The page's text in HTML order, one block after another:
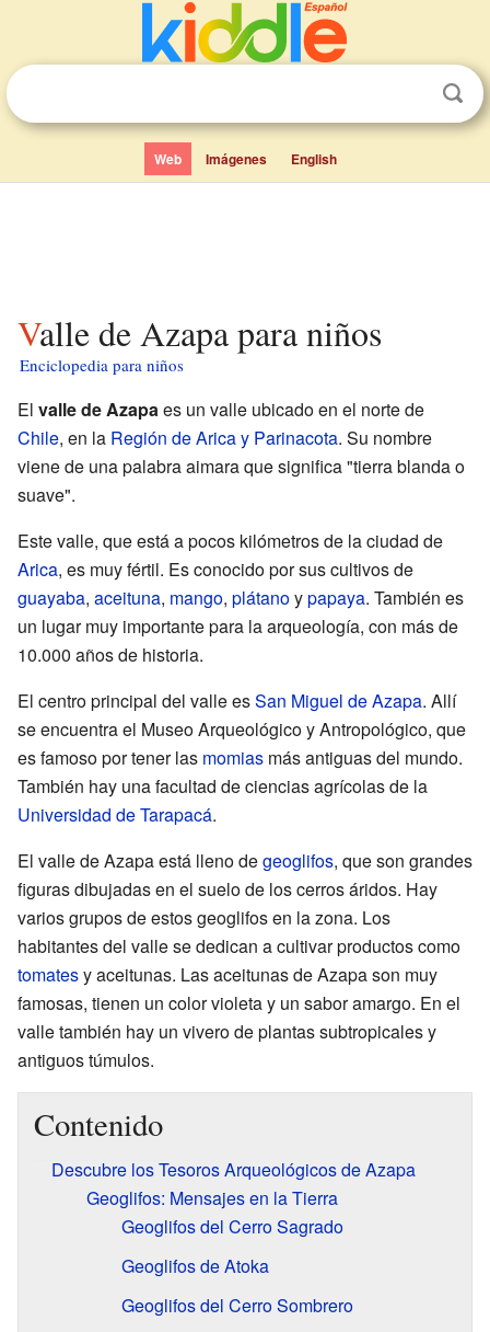
Web Imágenes English
Valle de Azapa para niños
Enciclopedia para niños
El valle de Azapaes un valle ubicado en el norte de
Chile, en la Región de Arica y Parinacota. Su nombre
viene de una palabra aimara que significa "tierra blanda o
suave".
Este valle, que está a pocos kilómetros de la ciudad de
Arica, es muy fértil. Es conocido por sus cultivos de
guayaba, aceituna, mango, plátanoypapaya. También es
un lugar muy importante para la arqueología, con más de
10.000 años de historia.
El centro principal del valle esSan Miguel de Azapa. Allí
se encuentra el Museo Arqueológico y Antropológico, que
es famoso por tener las momias más antiguas del mundo.
También hay una facultad de ciencias agrícolas de la
Universidad de Tarapacá.
El valle de Azapa está lleno degeoglifos, que son grandes
figuras dibujadas en el suelo de los cerros áridos. Hay
varios grupos de estos geoglifos en la zona. Los
habitantes del valle se dedican a cultivar productos como
tomatesy aceitunas. Las aceitunas de Azapa son muy
famosas, tienen un color violeta y un sabor amargo. En el
valle también hay un vivero de plantas subtropicales y
antiguos túmulos.
Contenido
Descubre los Tesoros Arqueológicos de Azapa
Geoglifos: Mensajes en la Tierra
Geoglifos del Cerro Sagrado
Geoglifos de Atoka
Geoglifos del Cerro Sombrero